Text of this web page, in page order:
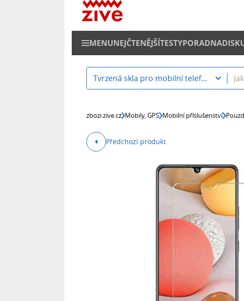
MENUNEJČTENĚJŠÍTESTYPORADNA
Tvrzená skla pro mobilní telefony
zbozi.zive.cz Mobily, GPS Mobilní příslušenství
Předchozí produkt